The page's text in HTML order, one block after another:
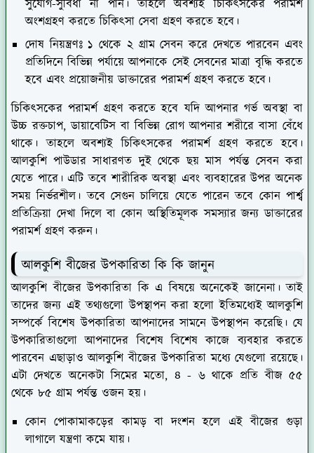
সুযোগ-সুবিধা না পান। তাহলে অবশ্যই চিকিৎসকের পরামর্শ
অংশগ্রহণ করতে চিকিৎসা সেবা গ্রহণ করতে হবে।
দোষ নিয়ন্ত্রণঃ১ থেকে ২ গ্রাম সেবন করে দেখতে পারবেন এবং
প্রতিদিনে বিভিন্ন পর্যায়ে আপনাকে সেই সেবনের মাত্রা বৃদ্ধি করতে
হবে এবং প্রয়োজনীয় ডাক্তারের পরামর্শ গ্রহণ করতে হবে।
চিকিৎসকের পরামর্শ গ্রহণ করতে হবে যদি আপনার গর্ভ অবস্থা বা
উচ্চ রক্তচাপ, ডায়াবেটিস বা বিভিন্ন রোগ আপনার শরীরে বাসা বেঁধে
থাকে। তাহলে অবশ্যই চিকিৎসকের পরামর্শ গ্রহণ করতে হবে।
আলকুশি পাউডার সাধারণত দুই থেকে ছয় মাস পর্যন্ত সেবন করা
যেতে পারে। এটি তবে শারীরিক অবস্থা এবং ব্যবহারের উপর অনেক
সময় নির্ভরশীল। তবে সেগুন চালিয়ে যেতে পারেন তবে কোন পার্শ্ব
প্রতিক্রিয়া দেখা দিলে বা কোন অস্থিতিমূলক সমস্যার জন্য ডাক্তারের
পরামর্শ গ্রহণ করুন।
আলকুশি বীজের উপকারিতা কি কি জানুন
আলকুশি বীজের উপকারিতা কি এ বিষয়ে অনেকেই জানেনা। তাই
তাদের জন্য এই তথ্যগুলো উপস্থাপন করা হলো ইতিমধ্যেই আলকুশি
সম্পর্কে বিশেষ উপকারিতা আপনাদের সামনে উপস্থাপন করেছি। যে
উপকারিতাগুলো আপনাদের বিশেষ বিশেষ কাজে ব্যবহার করতে
পারবেন এছাড়াও আলকুশি বীজের উপকারিতা মধ্যে যেগুলো রয়েছে।
এটা দেখতে অনেকটা সিমের মতো, ৪ - ৬ থাকে প্রতি বীজ ৫৫
থেকে ৮৫ গ্রাম পর্যন্ত ওজন হয়।
কোন পোকামাকড়ের কামড় বা দংশন হলে এই বীজের গুড়া
লাগালে যন্ত্রণা কমে যায়।